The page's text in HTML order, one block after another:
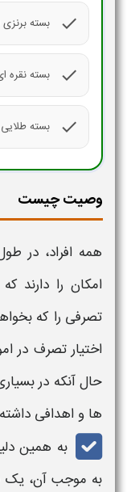
check بسته برنزی (15 دقیقه ای) وصیت
check بسته نقره ای (30 دقیقه ای)
check بسته طلایی (45 دقیقه ای)
وصیت چیست
همه افراد، در
امکان را دارند
تصرفی را که
اختیار تصرف در
حال آنکه در
ها و اهدافی
به همین
به موجب آن، یک